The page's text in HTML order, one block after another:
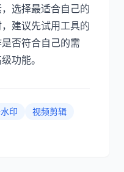
选择最适合自己的
建议先试用工具的
否符合自己的需
功能。
印
视频剪辑